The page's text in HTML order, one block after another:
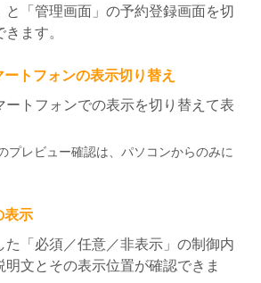
と「管理画面」の予約登録画面を切
ます。
トフォンの表示切り替え
ートフォンでの表示を切り替えて表
プレビュー確認は、パソコンからのみに
表示
た「必須／任意／非表示」の制御内
文とその表示位置が確認できま